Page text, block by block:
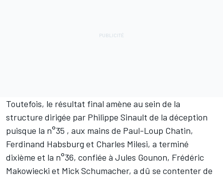
Toutefois, le résultat final amène au sein de la
structure dirigée par Philippe Sinault de la déception
puisque la n°35 , aux mains de Paul-Loup Chatin,
Ferdinand Habsburg et Charles Milesi, a terminé
dixième et la n°36, confiée à Jules Gounon, Frédéric
Makowiecki et Mick Schumacher, a dû se contenter de